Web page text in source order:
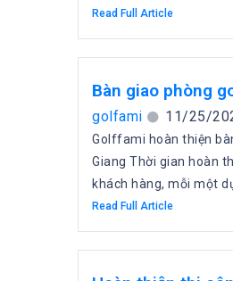
Read Full Article
Bàn giao phòng
golfami 11/25/
Golffami hoàn thiện
Giang Thời gian hoàn
khách hàng, mỗi một
Read Full Article